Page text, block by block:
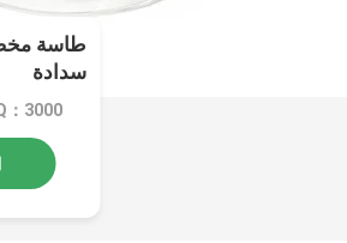
سدادة